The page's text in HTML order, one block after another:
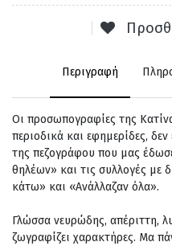
Περιγραφή
Οι προσωπογραφίες της
περιοδικά και εφημερίδες, δεν
της πεζογράφου που μας
θηλέων» και τις συλλογές με
κάτω» και «Ανάλλαζαν όλα».
Γλώσσα νευρώδης, απέριττη,
ζωγραφίζει χαρακτήρες. Μα